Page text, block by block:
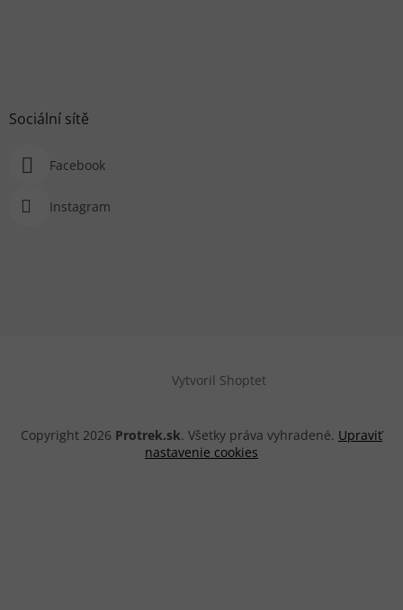
Sociální sítě
Facebook
Instagram
Vytvoril Shoptet
Copyright 2026 Protrek.sk. Všetky práva vyhradené. Upraviť
nastavenie cookies